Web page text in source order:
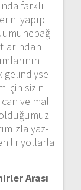
farklı
yapıp
gelindiyse
için sizin
ve mal
yaz-
yollarla
Arası